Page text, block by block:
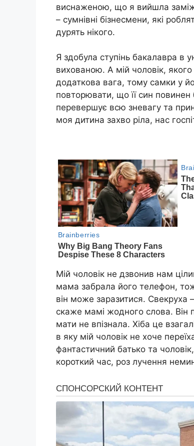
виснаженою, що я вийшла заміж
– сумнівні бізнесмени, які
дурять нікого.
Я здобула ступінь бакалавра в
вихованою. А мій чоловік,
додаткова вага, тому самки у
повторювати, що її син повинен
перевершує всю зневагу та
моя дитина захво ріла, нас
Мій чоловік не дзвонив нам
мама забрала його телефон, тож
він може заразитися. Свекруха
скаже мамі жодного слова. Він
мати не впізнала. Хіба це
в яку мій чоловік не хоче
фантастичний батько та
короткий час, роз лучення